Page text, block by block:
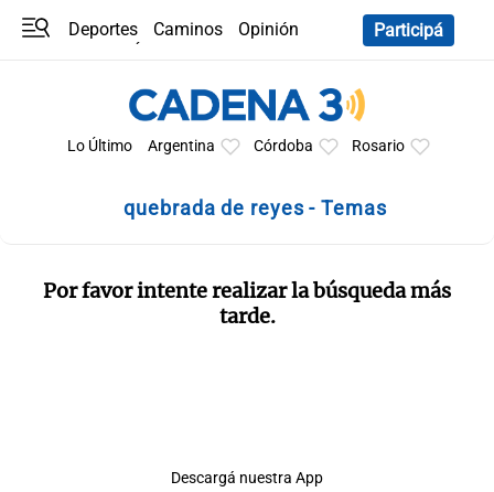
Deportes Caminos
Opinión
Participá
Lo Último Argentina Córdoba Rosario
quebrada de reyes - Temas
Por favor intente realizar la búsqueda más
tarde.
Descargá nuestra App